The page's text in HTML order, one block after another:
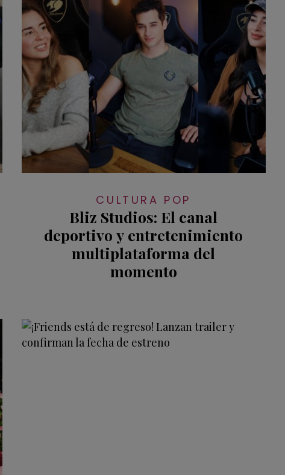
CULTURA POP
Bliz Studios: El canal
deportivo y entretenimiento
multiplataforma del
momento